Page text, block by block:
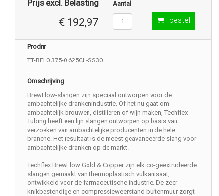
Prijs excl. Belasting
€ 192,97
Aantal
bestel
Prodnr
TT-BFL0.375-0.625CL-SS30
Omschrijving
BrewFlow-slangen zijn speciaal ontworpen voor de
ambachtelijke drankenindustrie. Of het nu gaat om
ambachtelijk brouwen, distilleren of wijn maken, Techflex
Tubing heeft een lijn slangen ontworpen op basis van
verzoeken van ambachtelijke producenten in de hele
branche. Het resultaat is de meest geavanceerde slang voor
ambachtelijke dranken op de markt.
Techflex BrewFlow Gold & Copper zijn elk co-geëxtrudeerde
slangen gemaakt van thermoplastisch vulkanisaat,
ontwikkeld voor de farmaceutische industrie. De zeer
knikbestendige en compressieweerstand buitenmuur zorgt